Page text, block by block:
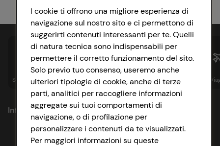
Spesa online Assicurazioni Sapori& Istituzionale
Informazioni
Privacy Policy
I cookie ti offrono una migliore esperienza di
navigazione sul nostro sito e ci permettono di
suggerirti contenuti interessanti per te. Quelli
di natura tecnica sono indispensabili per
permettere il corretto funzionamento del sito.
Solo previo tuo consenso, useremo anche
ulteriori tipologie di cookie, anche di terze
parti, analitici per raccogliere informazioni
aggregate sui tuoi comportamenti di
navigazione, o di profilazione per
personalizzare i contenuti da te visualizzati.
Per maggiori informazioni su queste